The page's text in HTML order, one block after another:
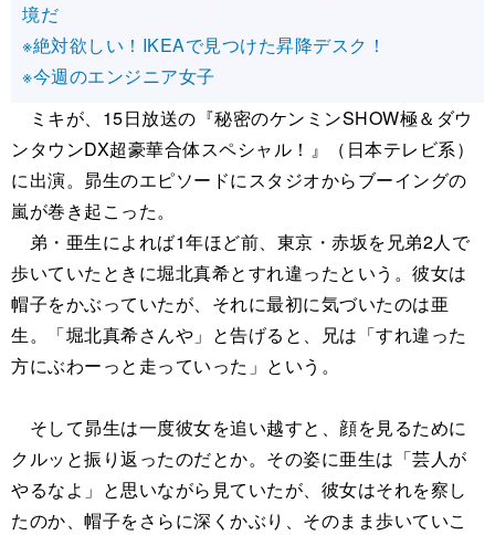
境だ
※絶対欲しい！IKEAで見つけた昇降デスク！
※今週のエンジニア女子
ミキが、15日放送の『秘密のケンミンSHOW極＆ダウ
ンタウンDX超豪華合体スペシャル！』（日本テレビ系）
に出演。昴生のエピソードにスタジオからブーイングの
嵐が巻き起こった。
弟・亜生によれば1年ほど前、東京・赤坂を兄弟2人で
歩いていたときに堀北真希とすれ違ったという。彼女は
帽子をかぶっていたが、それに最初に気づいたのは亜
生。「堀北真希さんや」と告げると、兄は「すれ違った
方にぶわーっと走っていった」という。
そして昴生は一度彼女を追い越すと、顔を見るために
クルッと振り返ったのだとか。その姿に亜生は「芸人が
やるなよ」と思いながら見ていたが、彼女はそれを察し
たのか、帽子をさらに深くかぶり、そのまま歩いていこ